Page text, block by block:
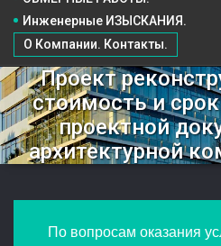
Инженерные ИЗЫСКАНИЯ.
О Компании. Контакты.
Проект
стоимость и
проектной
архитектурной
По вопросам оказания